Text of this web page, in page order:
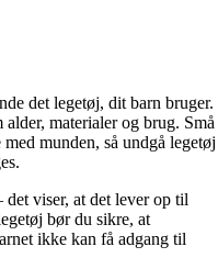
det legetøj, dit barn bruger.
materialer og brug. Små
munden, så undgå legetøj
viser, at det lever op til
bør du sikre, at
ikke kan få adgang til